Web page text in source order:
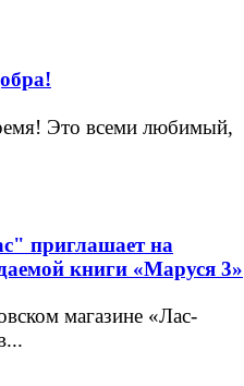
Это всеми любимый,
приглашает на
книги «Маруся 3»
магазине «Лас-